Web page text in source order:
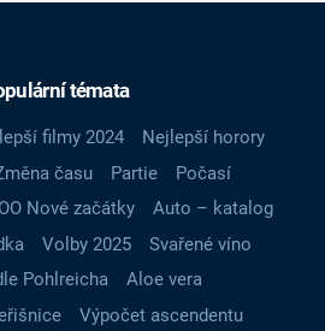
témata
filmy 2024
Nejlepší horory
času Partie
Počasí
Nové začátky
Auto – katalog
Volby 2025
Svařené víno
Pohlreicha
Aloe vera
Výpočet ascendentu